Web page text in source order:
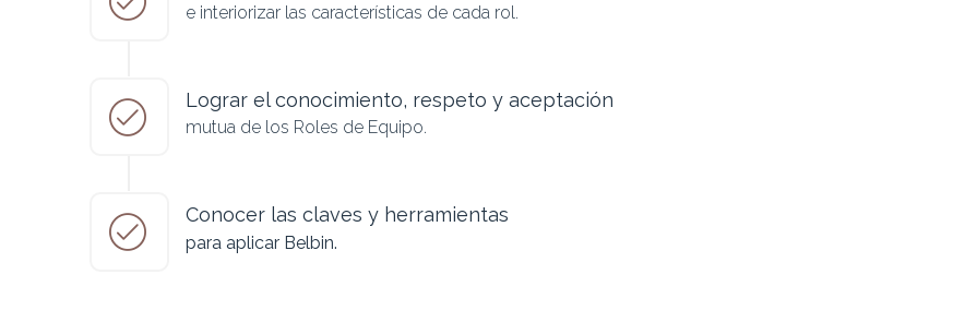
e interiorizar las características de cada rol.
Lograr el conocimiento, respeto y aceptación
mutua de los Roles de Equipo.
Conocer las claves y herramientas
para aplicar Belbin.